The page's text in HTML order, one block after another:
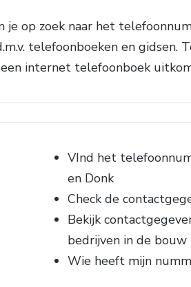
op zoek naar het
telefoonboeken en gidsen.
internet telefoonboek
VInd het
en Donk
Check de
Bekijk
bedrijven in de bouw
Wie heeft mijn